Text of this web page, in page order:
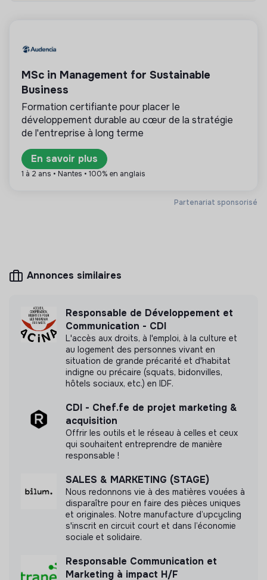
💡 Produits ou services responsables
La mission de cette entreprise est de concevoir
des produits ou proposer des services éco-
responsables alignés avec les besoins de la
transformation écologique et solidaire.
Plus d'informations
Alimentation
Mesure d'impact
d'impact
Labels et certifications
communiquer les labels ou certifications qu'elle a
pu obtenir.
Documents
N'a pas encore communiqué de documents de
transparence
Partenariat sponsorisé
MSc in Management for Sustainable
Business
Formation certifiante pour placer le
développement durable au cœur de la stratégie
de l'entreprise à long terme
En savoir plus
1 à 2 ans • Nantes • 100% en anglais
Annonces similaires
Responsable de Développement et
Communication - CDI
L'accès aux droits, à l'emploi, à la culture et
au logement des personnes vivant en
situation de grande précarité et d'habitat
indigne ou précaire (squats, bidonvilles,
hôtels sociaux, etc.) en IDF.
CDI - Chef.fe de projet marketing &
acquisition
Offrir les outils et le réseau à celles et ceux
qui souhaitent entreprendre de manière
responsable !
SALES & MARKETING (STAGE)
Nous redonnons vie à des matières vouées à
disparaître pour en faire des pièces uniques
et originales. Notre manufacture d’upcycling
s'inscrit en circuit court et dans l’économie
sociale et solidaire.
Responsable Communication et
Marketing à impact H/F